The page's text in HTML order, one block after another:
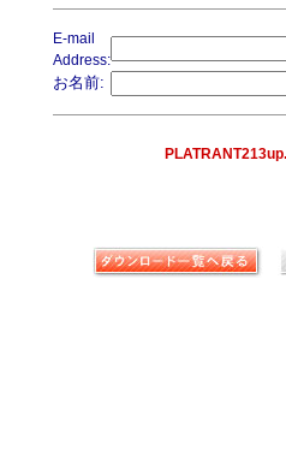
E-mail
Address:
お名前: